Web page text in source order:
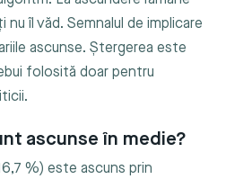
îl văd. Semnalul de implicare
ascunse. Ștergerea este
folosită doar pentru
ascunse în medie?
%) este ascuns prin